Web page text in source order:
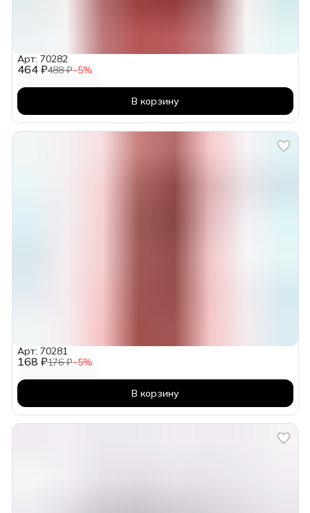
464 ₽488 ₽−5%
Арт: 70282
В корзину
168 ₽176 ₽−5%
Арт: 70281
В корзину